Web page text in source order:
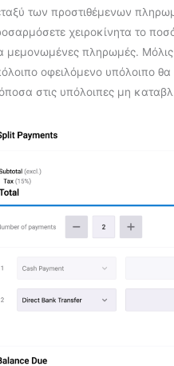
των προστιθέμενων
χειροκίνητα το
μεμονωμένες πληρωμές.
οφειλόμενο υπόλοιπο θα
στις υπόλοιπες μη